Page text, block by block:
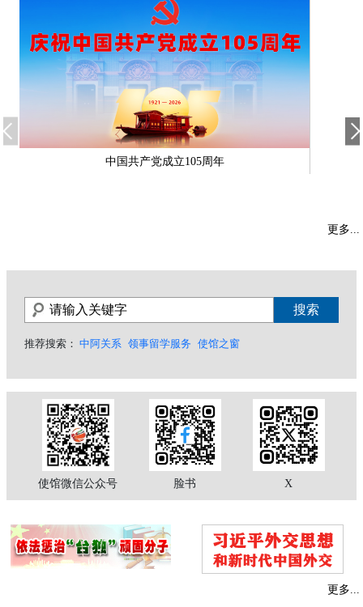
中国共产党成立105周年
更多...
推荐搜索： 中阿关系 领事留学服务 使馆之窗
使馆微信公众号 脸书 X
更多...